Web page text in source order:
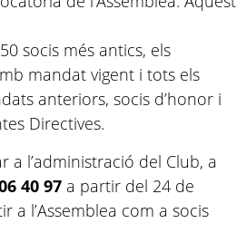
socis més antics, els
mandat vigent i tots els
anteriors, socis d’honor i
Directives.
l’administració del Club, a
40 97 a partir del 24 de
a l’Assemblea com a socis